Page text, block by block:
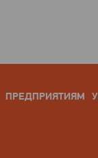
ПРЕДПРИЯТИЯМ